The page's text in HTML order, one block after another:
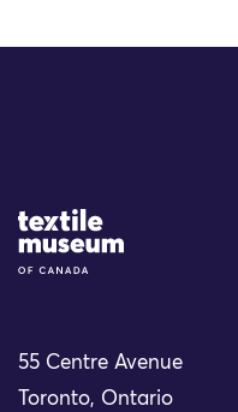
Site Logo
55 Centre Avenue
Toronto, Ontario